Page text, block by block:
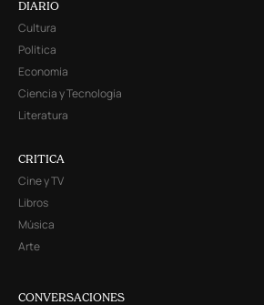
DIARIO
Cultura
Política
Economía
Ciencia y Tecnología
Literatura
CRITICA
Cine y TV
Libros
Música
Arte
CONVERSACIONES